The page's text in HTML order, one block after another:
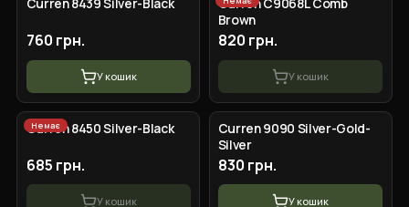
760 грн.
У кошик
Brown
820 грн.
У кошик
Немає
Curren 8450 Silver-Black
685 грн.
У кошик
Curren 9090 Silver-Gold-
Silver
830 грн.
У кошик